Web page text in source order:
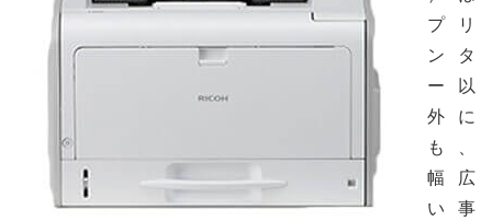
プリ
ンタ
ー以
外に
も、
幅広
い事